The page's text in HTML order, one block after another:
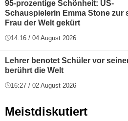
95-prozentige Schönheit: US-
Schauspielerin Emma Stone zur
Frau der Welt gekürt
14:16 / 04 August 2026
Lehrer benotet Schüler vor
berührt die Welt
16:27 / 02 August 2026
Meistdiskutiert